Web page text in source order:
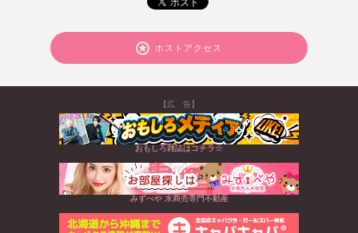
ホストアクセス
【広 告】
おもしろ雑誌はコチラ☆
みずべや 水商売専門不動産